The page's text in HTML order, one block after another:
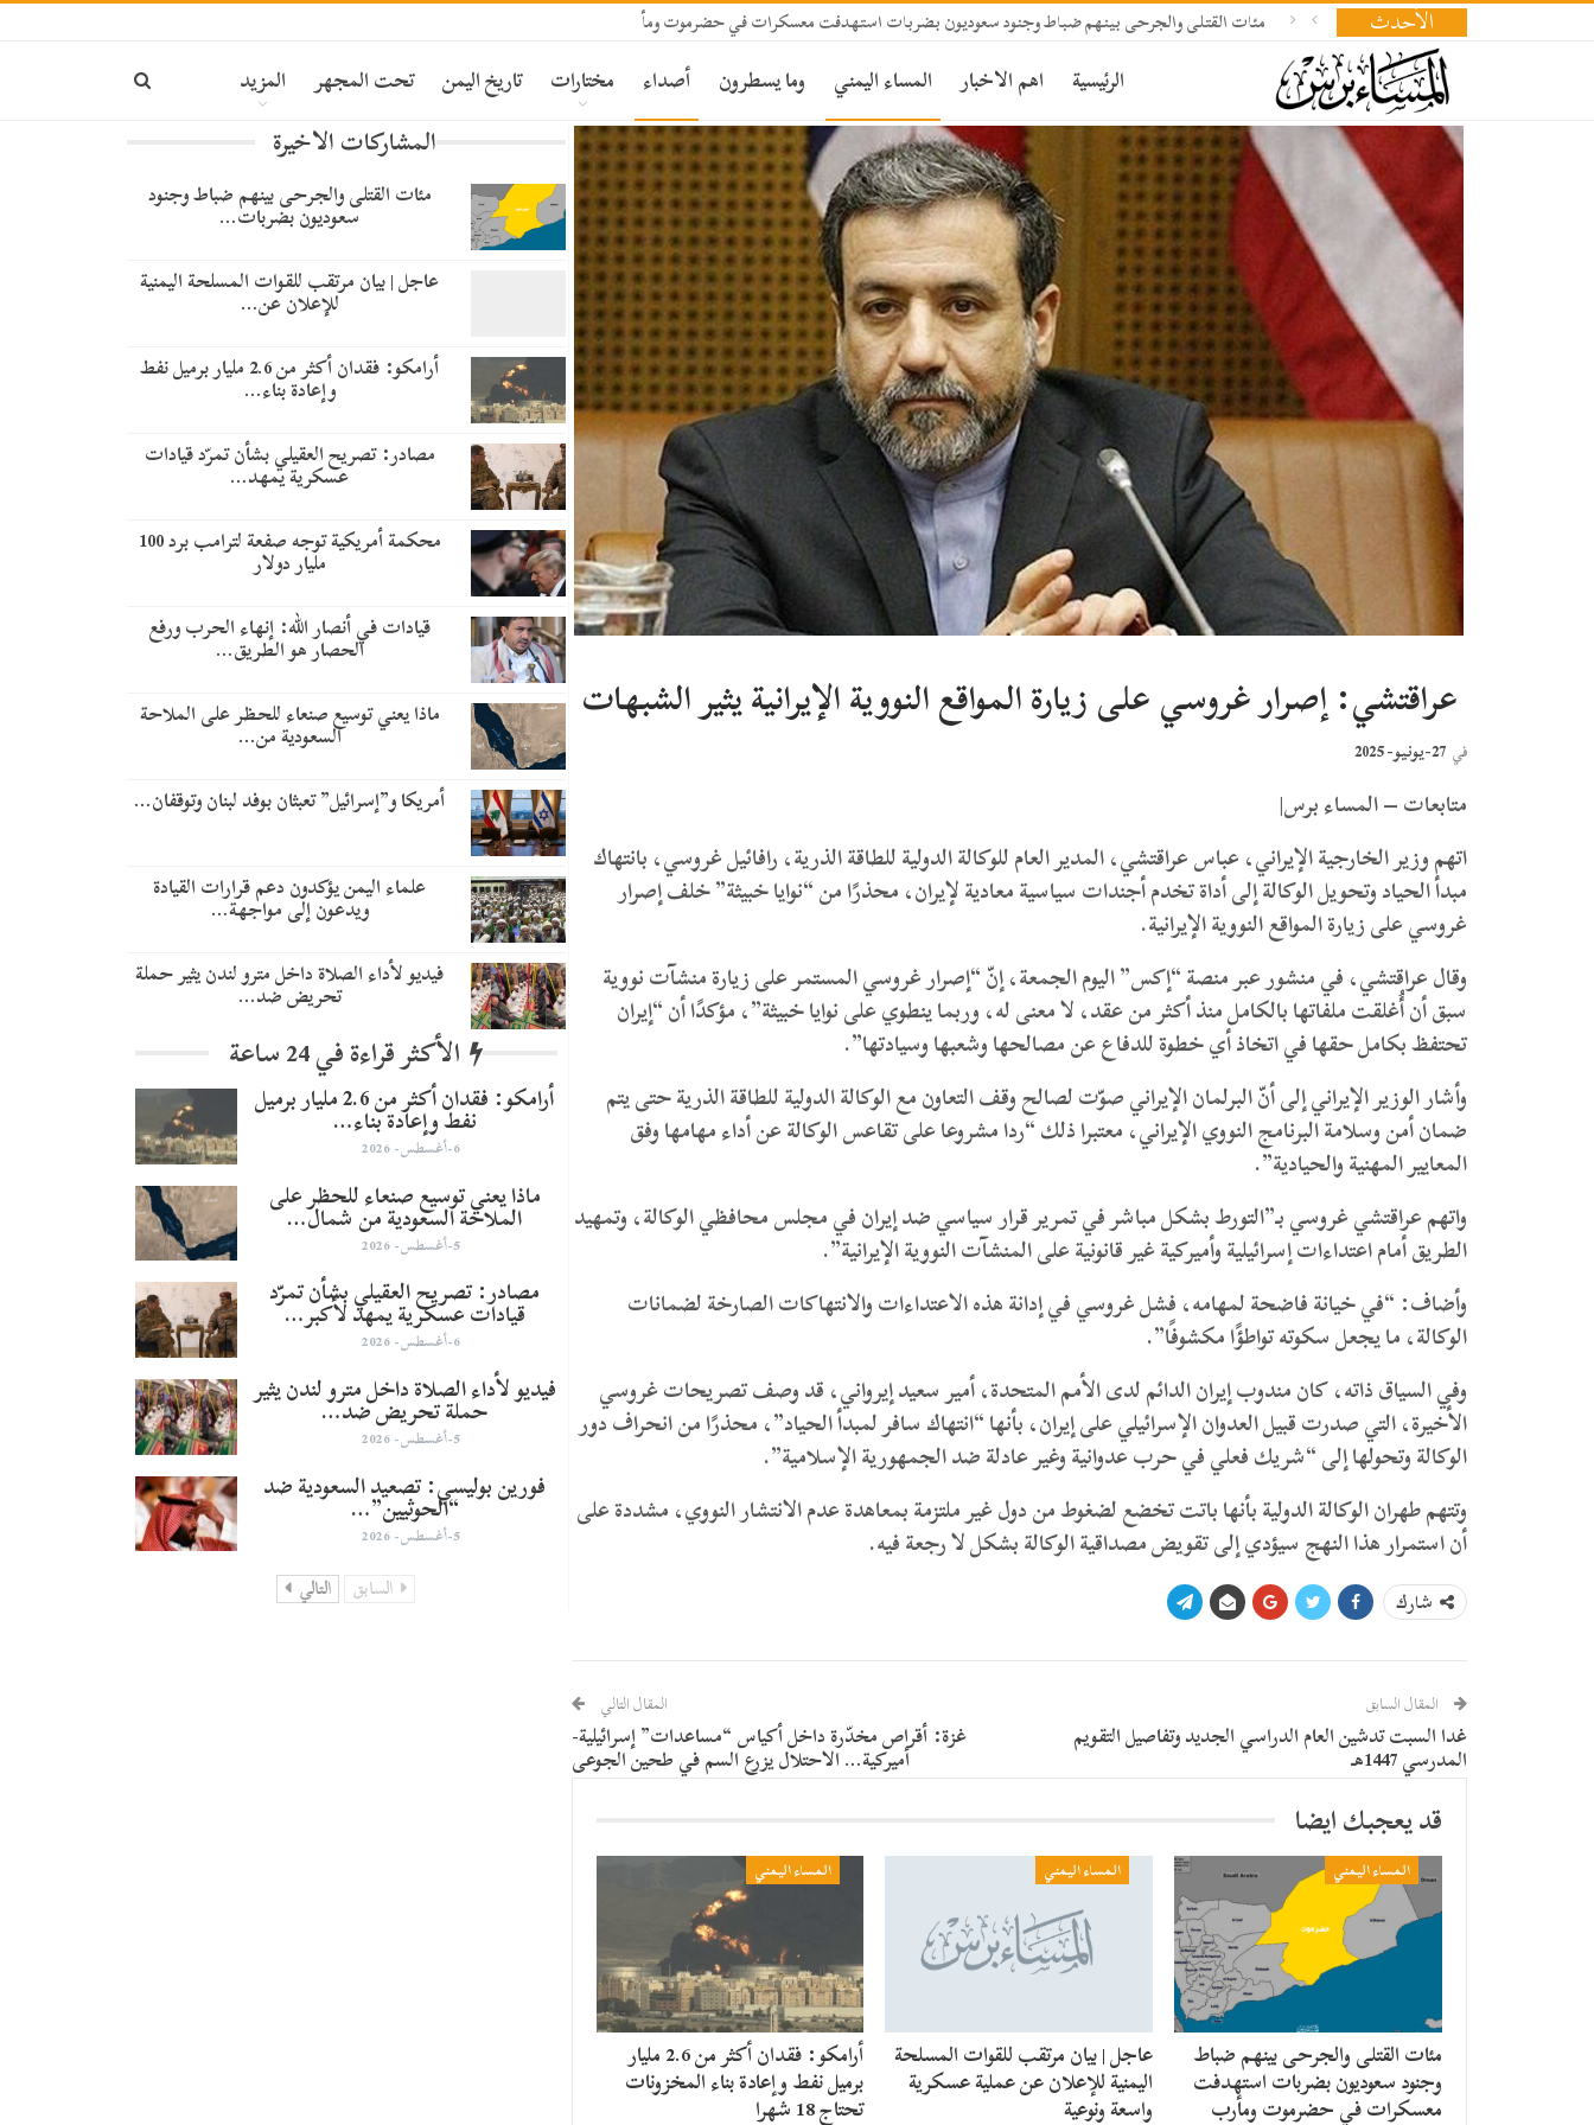
الأحدث مئات القتلى والجرحى بينهم ضباط وجنود سعوديون بضربات استهدفت معسكرات في حضرموت ومأرب
الرئيسية اهم الاخبار المساء اليمني وما يسطرون أصداء مختارات تاريخ اليمن تحت المجهر المزيد
عراقتشي: إصرار غروسي على زيارة المواقع النووية الإيرانية يثير الشبهات
في 27-يونيو- 2025
متابعات – المساء برس|
اتهم وزير الخارجية الإيراني، عباس عراقتشي، المدير العام للوكالة الدولية للطاقة الذرية، رافائيل غروسي، بانتهاك
مبدأ الحياد وتحويل الوكالة إلى أداة تخدم أجندات سياسية معادية لإيران، محذرًا من “نوايا خبيثة” خلف إصرار
غروسي على زيارة المواقع النووية الإيرانية.
وقال عراقتشي، في منشور عبر منصة “إكس” اليوم الجمعة، إنّ “إصرار غروسي المستمر على زيارة منشآت نووية
سبق أن أُغلقت ملفاتها بالكامل منذ أكثر من عقد، لا معنى له، وربما ينطوي على نوايا خبيثة”، مؤكدًا أن “إيران
تحتفظ بكامل حقها في اتخاذ أي خطوة للدفاع عن مصالحها وشعبها وسيادتها”.
وأشار الوزير الإيراني إلى أنّ البرلمان الإيراني صوّت لصالح وقف التعاون مع الوكالة الدولية للطاقة الذرية حتى يتم
ضمان أمن وسلامة البرنامج النووي الإيراني، معتبرا ذلك “ردا مشروعا على تقاعس الوكالة عن أداء مهامها وفق
المعايير المهنية والحيادية”.
واتهم عراقتشي غروسي بـ”التورط بشكل مباشر في تمرير قرار سياسي ضد إيران في مجلس محافظي الوكالة، وتمهيد
الطريق أمام اعتداءات إسرائيلية وأميركية غير قانونية على المنشآت النووية الإيرانية”.
وأضاف: “في خيانة فاضحة لمهامه، فشل غروسي في إدانة هذه الاعتداءات والانتهاكات الصارخة لضمانات
الوكالة، ما يجعل سكوته تواطؤًا مكشوفًا”.
وفي السياق ذاته، كان مندوب إيران الدائم لدى الأمم المتحدة، أمير سعيد إيرواني، قد وصف تصريحات غروسي
الأخيرة، التي صدرت قبيل العدوان الإسرائيلي على إيران، بأنها “انتهاك سافر لمبدأ الحياد”، محذرًا من انحراف دور
الوكالة وتحولها إلى “شريك فعلي في حرب عدوانية وغير عادلة ضد الجمهورية الإسلامية”.
وتتهم طهران الوكالة الدولية بأنها باتت تخضع لضغوط من دول غير ملتزمة بمعاهدة عدم الانتشار النووي، مشددة على
أن استمرار هذا النهج سيؤدي إلى تقويض مصداقية الوكالة بشكل لا رجعة فيه.
شارك
المقال السابق
غدا السبت تدشين العام الدراسي الجديد وتفاصيل التقويم
المدرسي 1447هـ
المقال التالي
غزة: أقراص مخدّرة داخل أكياس “مساعدات” إسرائيلية-
أميركية… الاحتلال يزرع السم في طحين الجوعى
قد يعجبك ايضا
المساء اليمني
مئات القتلى والجرحى بينهم ضباط
وجنود سعوديون بضربات استهدفت
معسكرات في حضرموت ومأرب
المساء اليمني
عاجل | بيان مرتقب للقوات المسلحة
اليمنية للإعلان عن عملية عسكرية
واسعة ونوعية
المساء اليمني
أرامكو: فقدان أكثر من 2.6 مليار
برميل نفط وإعادة بناء المخزونات
تحتاج 18 شهرا
المشاركات الاخيرة
مئات القتلى والجرحى بينهم ضباط وجنود
سعوديون بضربات…
عاجل | بيان مرتقب للقوات المسلحة اليمنية
للإعلان عن…
أرامكو: فقدان أكثر من 2.6 مليار برميل نفط
وإعادة بناء…
مصادر: تصريح العقيلي بشأن تمرّد قيادات
عسكرية يمهد…
محكمة أمريكية توجه صفعة لترامب برد 100
مليار دولار
قيادات في أنصار الله: إنهاء الحرب ورفع
الحصار هو الطريق…
ماذا يعني توسيع صنعاء للحظر على الملاحة
السعودية من…
أمريكا و”إسرائيل” تعبثان بوفد لبنان وتوقفان…
علماء اليمن يؤكدون دعم قرارات القيادة
ويدعون إلى مواجهة…
فيديو لأداء الصلاة داخل مترو لندن يثير حملة
تحريض ضد…
الأكثر قراءة في 24 ساعة
أرامكو: فقدان أكثر من 2.6 مليار برميل
نفط وإعادة بناء…
6-أغسطس- 2026
ماذا يعني توسيع صنعاء للحظر على
الملاحة السعودية من شمال…
5-أغسطس- 2026
مصادر: تصريح العقيلي بشأن تمرّد
قيادات عسكرية يمهد لأكبر…
6-أغسطس- 2026
فيديو لأداء الصلاة داخل مترو لندن يثير
حملة تحريض ضد…
5-أغسطس- 2026
​فورين بوليسي: تصعيد السعودية ضد
“الحوثيين”…
5-أغسطس- 2026
السابق التالي